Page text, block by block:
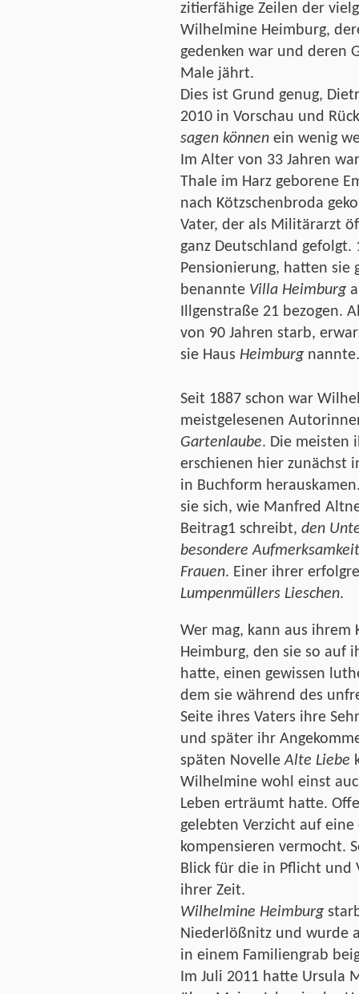
zitierfähige Zeilen der
Wilhelmine Heimburg,
gedenken war und deren
Male jährt.
Dies ist Grund genug,
2010 in Vorschau und
sagen können ein wenig
Im Alter von 33 Jahren
Thale im Harz geborene
nach Kötzschenbroda
Vater, der als Militärarzt
ganz Deutschland gefolgt.
Pensionierung, hatten sie
benannte Villa Heimburg
Illgenstraße 21 bezogen.
von 90 Jahren starb,
sie Haus Heimburg nannte.
Seit 1887 schon war
meistgelesenen
Gartenlaube. Die meisten
erschienen hier zunächst
in Buchform
sie sich, wie Manfred
Beitrag1 schreibt, den
besondere
Frauen. Einer ihrer
Lumpenmüllers Lieschen.
Wer mag, kann aus
Heimburg, den sie so auf
hatte, einen gewissen
dem sie während des
Seite ihres Vaters ihre
und später ihr
späten Novelle Alte Liebe
Wilhelmine wohl einst
Leben erträumt hatte.
gelebten Verzicht auf
kompensieren vermocht.
Blick für die in Pflicht und
ihrer Zeit.
Wilhelmine Heimburg
Niederlößnitz und wurde
in einem Familiengrab
Im Juli 2011 hatte Ursula